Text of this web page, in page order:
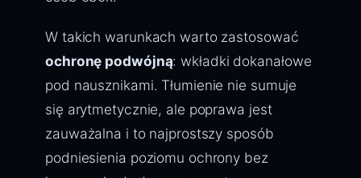
W takich warunkach warto zastosować
ochronę podwójną: wkładki dokanałowe
pod nausznikami. Tłumienie nie sumuje
się arytmetycznie, ale poprawa jest
zauważalna i to najprostszy sposób
podniesienia poziomu ochrony bez